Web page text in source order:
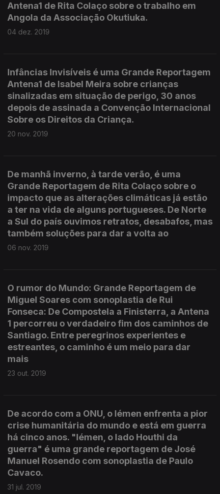
Antena1 de Rita Colaço sobre o trabalho em
Angola da Associação Okutiuka.
04 dez. 2019
Infâncias Invisíveis é uma Grande Reportagem
Antena1 de Isabel Meira sobre crianças
sinalizadas em situação de perigo, 30 anos
depois de assinada a Convenção Internacional
Sobre os Direitos da Criança.
20 nov. 2019
De manhã inverno, à tarde verão, é uma
Grande Reportagem de Rita Colaço sobre o
impacto que as alterações climáticas já estão
a ter na vida de alguns portugueses. De Norte
a Sul do país ouvimos retratos, desabafos, mas
também soluções para dar a volta ao
06 nov. 2019
O rumor do Mundo: Grande Reportagem de
Miguel Soares com sonoplastia de Rui
Fonseca: De Compostela a Finisterra, a Antena
1 percorreu o verdadeiro fim dos caminhos de
Santiago. Entre peregrinos experientes e
estreantes, o caminho é um meio para dar
mais
23 out. 2019
De acordo com a ONU, o Iémen enfrenta a pior
crise humanitária do mundo e está em guerra
há cinco anos. "Iémen, o lado Houthi da
guerra" é uma grande reportagem de José
Manuel Rosendo com sonoplastia de Paulo
Cavaco.
31 jul. 2019